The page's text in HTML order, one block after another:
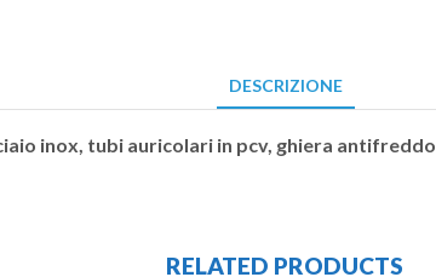
DESCRIZIONE
inox, tubi auricolari in pcv, ghiera antifreddo
RELATED PRODUCTS